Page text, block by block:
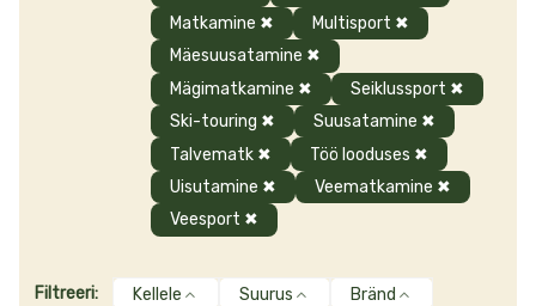
Matkamine ✖ Multisport ✖
Mäesuusatamine ✖
Mägimatkamine ✖ Seiklussport ✖
Ski-touring ✖ Suusatamine ✖
Talvematk ✖ Töö looduses ✖
Uisutamine ✖ Veematkamine ✖
Veesport ✖
Filtreeri: Kellele Suurus
Bränd